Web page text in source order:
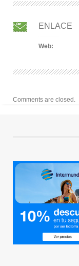
ENLACE
Web:
Comments are closed.